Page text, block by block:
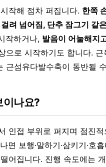
작해 점차 퍼집니다. 한쪽
려 넘어짐, 단추 잠그기 같
작하거나, 발음이 어눌해지
으로 시작하기도 합니다. 근
근섬유다발수축이 동반될
이나요?
인접 부위로 퍼지며 점진적
면 보행·말하기·삼키기·호
어집니다. 진행 속도에는